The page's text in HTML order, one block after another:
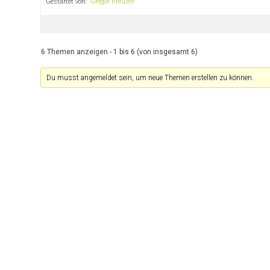
Gestartet von: Gregor Kreuzer
6 Themen anzeigen - 1 bis 6 (von insgesamt 6)
Du musst angemeldet sein, um neue Themen erstellen zu können.